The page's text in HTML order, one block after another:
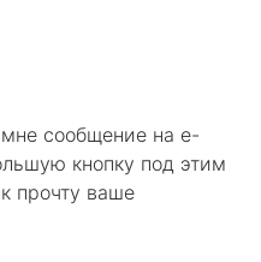
сообщение на e-
кнопку под этим
прочту ваше